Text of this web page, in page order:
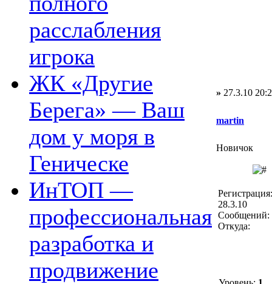
расслабления
игрока
ЖК «Другие
Берега» — Ваш
дом у моря в
Геническе
ИнТОП —
профессиональная
разработка и
продвижение
» 27.3.10
martin
Новичок
Регистрация:
28.3.10
Сообщений:
Откуда: